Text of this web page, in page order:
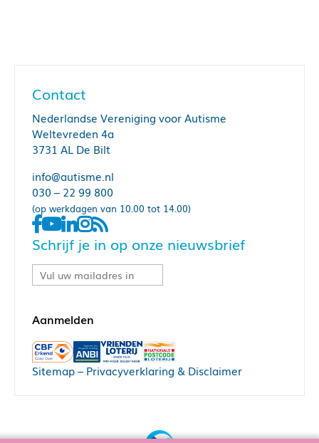
Contact
Nederlandse Vereniging voor Autisme
Weltevreden 4a
3731 AL De Bilt
info@autisme.nl
030 – 22 99 800
(op werkdagen van 10.00 tot 14.00)
Schrijf je in op onze nieuwsbrief
Sitemap– Privacyverklaring & Disclaimer